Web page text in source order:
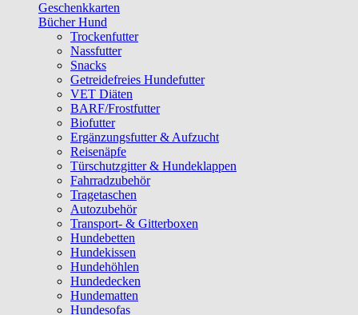
Geschenkkarten
Bücher Hund
Trockenfutter
Nassfutter
Snacks
Getreidefreies Hundefutter
VET Diäten
BARF/Frostfutter
Biofutter
Ergänzungsfutter & Aufzucht
Reisenäpfe
Türschutzgitter & Hundeklappen
Fahrradzubehör
Tragetaschen
Autozubehör
Transport- & Gitterboxen
Hundebetten
Hundekissen
Hundehöhlen
Hundedecken
Hundematten
Hundesofas